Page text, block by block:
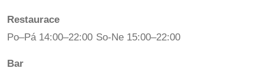
Restaurace
Po–Pá 14:00–22:00 So-Ne 15:00–22:00
Bar